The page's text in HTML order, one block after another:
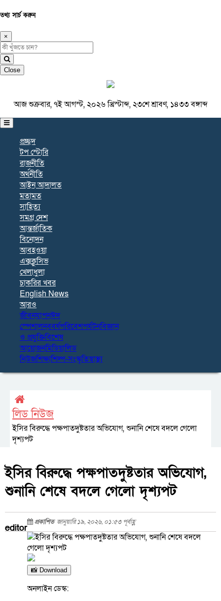
তথ্য সার্চ করুন
×
Close
আজ শুক্রবার, ৭ই আগস্ট, ২০২৬ খ্রিস্টাব্দ, ২৩শে শ্রাবণ, ১৪৩৩ বঙ্গাব্দ
প্রচ্ছদ
টপ স্টোরি
রাজনীতি
অর্থনীতি
আইন আদালত
মতামত
সাহিত্য
সমগ্র দেশ
আন্তর্জাতিক
বিনোদন
আবহওয়া
এক্সক্লুসিভ
খেলাধুলা
চাকরির খবর
English News
আরও
জীবনযাপনঈদ
স্পেশালনববর্ষপরিবেশপর্যটনবিজ্ঞান
ও প্রযুক্তিবিশেষ
আয়োজনমিডিয়ালিড
নিউজশিক্ষাশিল্প-সংস্কৃতিস্বাস্থ্য
লিড নিউজ
ইসির বিরুদ্ধে পক্ষপাতদুষ্টতার অভিযোগ, শুনানি শেষে বদলে গেলো
দৃশ্যপট
ইসির বিরুদ্ধে পক্ষপাতদুষ্টতার অভিযোগ,
শুনানি শেষে বদলে গেলো দৃশ্যপট
editor
প্রকাশিত জানুয়ারি ১৯, ২০২৬, ০১:৫৩ পূর্বাহ্ণ
📸 Download
অনলাইন ডেস্ক: